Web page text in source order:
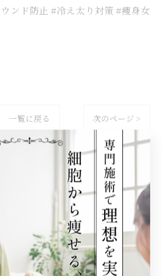
ンド防止 #冷え太り対策 #痩身女
一覧に戻る 次のページ >
ゴリー Categories